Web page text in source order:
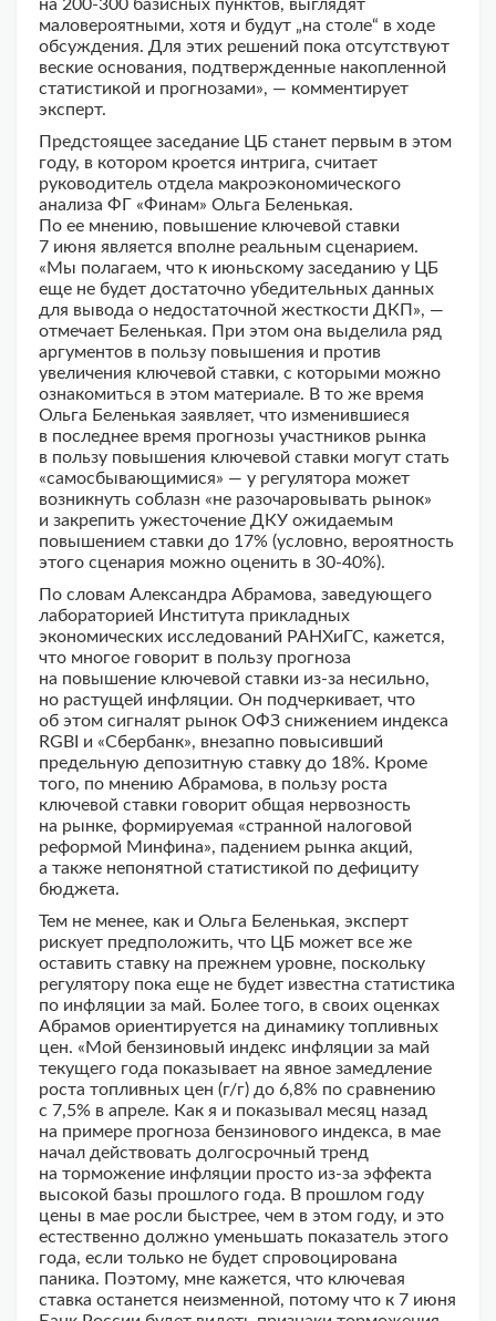
на 200-300 базисных пунктов, выглядят
маловероятными, хотя и будут „на столе“ в ходе
обсуждения. Для этих решений пока отсутствуют
веские основания, подтвержденные накопленной
статистикой и прогнозами», — комментирует
эксперт.
Предстоящее заседание ЦБ станет первым в этом
году, в котором кроется интрига, считает
руководитель отдела макроэкономического
анализа ФГ «Финам» Ольга Беленькая.
По ее мнению, повышение ключевой ставки
7 июня является вполне реальным сценарием.
«Мы полагаем, что к июньскому заседанию у ЦБ
еще не будет достаточно убедительных данных
для вывода о недостаточной жесткости ДКП», —
отмечает Беленькая. При этом она выделила ряд
аргументов в пользу повышения и против
увеличения ключевой ставки, с которыми можно
ознакомиться в этом материале. В то же время
Ольга Беленькая заявляет, что изменившиеся
в последнее время прогнозы участников рынка
в пользу повышения ключевой ставки могут стать
«самосбывающимися» — у регулятора может
возникнуть соблазн «не разочаровывать рынок»
и закрепить ужесточение ДКУ ожидаемым
повышением ставки до 17% (условно, вероятность
этого сценария можно оценить в 30-40%).
По словам Александра Абрамова, заведующего
лабораторией Института прикладных
экономических исследований РАНХиГС, кажется,
что многое говорит в пользу прогноза
на повышение ключевой ставки из-за несильно,
но растущей инфляции. Он подчеркивает, что
об этом сигналят рынок ОФЗ снижением индекса
RGBI и «Сбербанк», внезапно повысивший
предельную депозитную ставку до 18%. Кроме
того, по мнению Абрамова, в пользу роста
ключевой ставки говорит общая нервозность
на рынке, формируемая «странной налоговой
реформой Минфина», падением рынка акций,
а также непонятной статистикой по дефициту
бюджета.
Тем не менее, как и Ольга Беленькая, эксперт
рискует предположить, что ЦБ может все же
оставить ставку на прежнем уровне, поскольку
регулятору пока еще не будет известна статистика
по инфляции за май. Более того, в своих оценках
Абрамов ориентируется на динамику топливных
цен. «Мой бензиновый индекс инфляции за май
текущего года показывает на явное замедление
роста топливных цен (г/г) до 6,8% по сравнению
с 7,5% в апреле. Как я и показывал месяц назад
на примере прогноза бензинового индекса, в мае
начал действовать долгосрочный тренд
на торможение инфляции просто из-за эффекта
высокой базы прошлого года. В прошлом году
цены в мае росли быстрее, чем в этом году, и это
естественно должно уменьшать показатель этого
года, если только не будет спровоцирована
паника. Поэтому, мне кажется, что ключевая
ставка останется неизменной, потому что к 7 июня